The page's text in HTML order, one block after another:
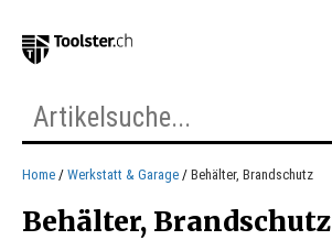
Home Werkstatt & Garage Behälter, Brandschutz
Behälter, Brandschutz